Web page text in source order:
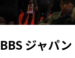
BBS ジャパ